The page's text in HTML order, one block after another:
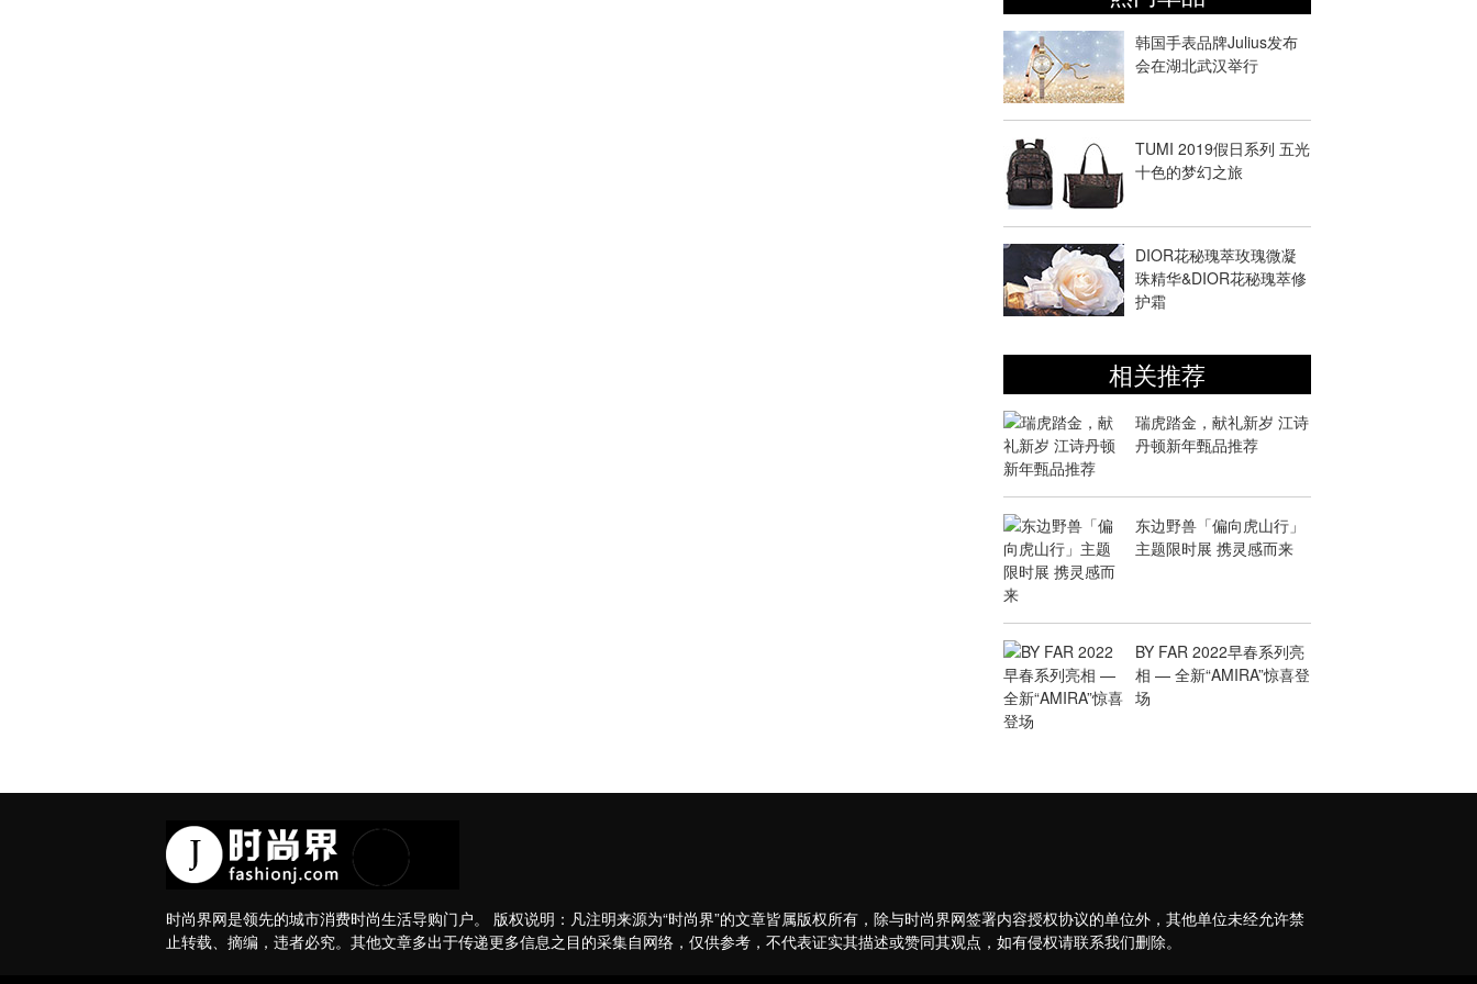
韩国手表品牌Julius发布
会在湖北武汉举行
TUMI 2019假日系列 五光
十色的梦幻之旅
DIOR花秘瑰萃玫瑰微凝
珠精华&DIOR花秘瑰萃修
护霜
相关推荐
瑞虎踏金，献礼新岁 江诗
丹顿新年甄品推荐
东边野兽「偏向虎山行」
主题限时展 携灵感而来
BY FAR 2022早春系列亮
相 — 全新“AMIRA”惊喜登
场
时尚界网是领先的城市消费时尚生活导购门户。 版权说明：凡注明来源为“时尚界”的文章皆属版权所有，除与时尚界网签署内容授权协议的单位外，其他单位未经允许禁
止转载、摘编，违者必究。其他文章多出于传递更多信息之目的采集自网络，仅供参考，不代表证实其描述或赞同其观点，如有侵权请联系我们删除。